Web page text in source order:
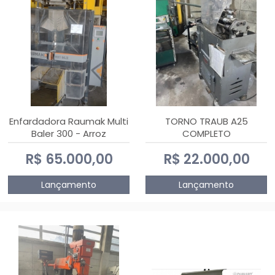
Enfardadora Raumak Multi
Baler 300 - Arroz
R$ 65.000,00
Lançamento
TORNO TRAUB A25
COMPLETO
R$ 22.000,00
Lançamento